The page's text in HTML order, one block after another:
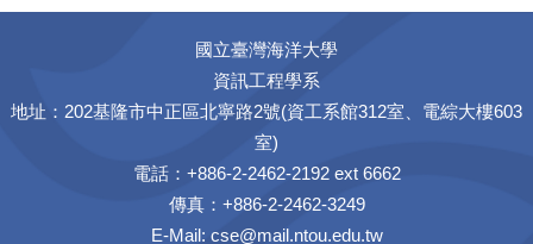
國立臺灣海洋大學
資訊工程學系
地址：202基隆市中正區北寧路2號(資工系館312室、電綜大樓603
室)
電話：+886-2-2462-2192 ext 6662
傳真：+886-2-2462-3249
E-Mail: cse@mail.ntou.edu.tw